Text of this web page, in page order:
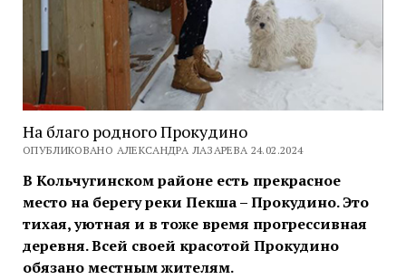
На благо родного Прокудино
ОПУБЛИКОВАНО АЛЕКСАНДРА ЛАЗАРЕВА 24.02.2024
В Кольчугинском районе есть прекрасное
место на берегу реки Пекша – Прокудино. Это
тихая, уютная и в тоже время прогрессивная
деревня. Всей своей красотой Прокудино
обязано местным жителям.